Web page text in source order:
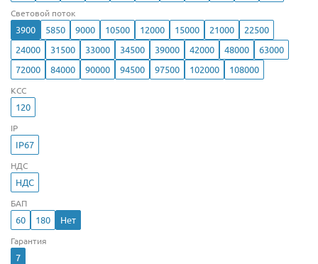
Световой поток
3900 5850 9000 10500 12000 15000 21000
22500
24000
31500 33000 34500 39000 42000 48000
63000
72000
84000 90000 94500 97500 102000 108000
КСС
120
IP
IP67
НДС
НДС
БАП
60 180 Нет
Гарантия
7